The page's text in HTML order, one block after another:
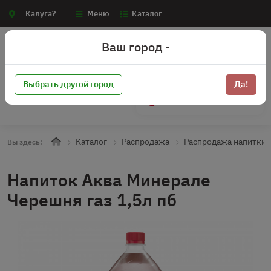
Калуга? Меню Каталог
Вы здесь: Каталог Распродажа Распродажа напитки
Напиток Аква Минерале
Черешня газ 1,5л пб
Ваш город -
Выбрать другой город Да!